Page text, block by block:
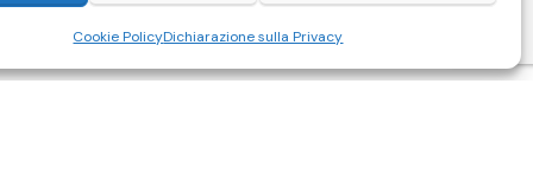
Cookie PolicyDichiarazione sulla Privacy